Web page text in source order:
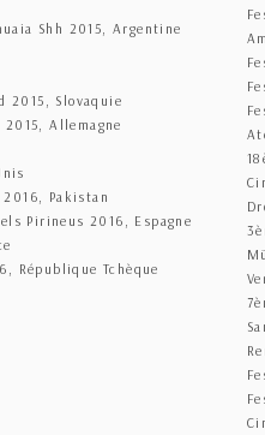
Shh 2015, Argentine
2015, Slovaquie
Allemagne
Pakistan
Pirineus 2016, Espagne
République Tchèque